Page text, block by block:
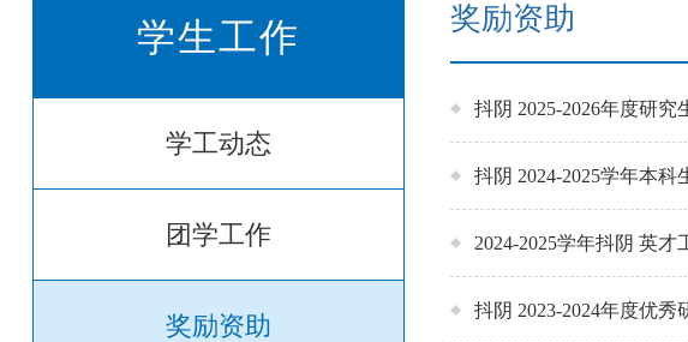
学生工作
学工动态
团学工作
奖励资助
奖励资助
抖阴 2025-2026年度研
抖阴 2024-2025学年本
2024-2025学年抖阴 英
抖阴 2023-2024年度优